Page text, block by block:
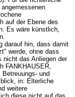
auf der Ebene des
Es wäre künstlich,
darauf hin, dass damit
werde, ohne dass
nicht das Anliegen der
FANKHAUSER,
und
in: Elterliche
weitere